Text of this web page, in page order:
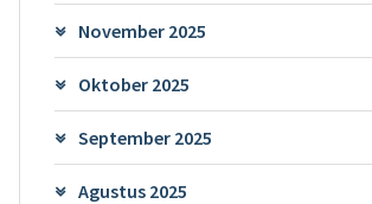
November 2025
Oktober 2025
September 2025
Agustus 2025